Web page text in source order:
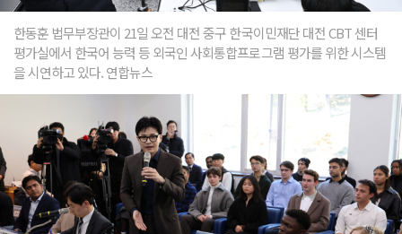
한동훈 법무부장관이 21일 오전 대전 중구 한국이민재단 대전 CBT 센터
평가실에서 한국어 능력 등 외국인 사회통합프로그램 평가를 위한 시스템
을 시연하고 있다. 연합뉴스